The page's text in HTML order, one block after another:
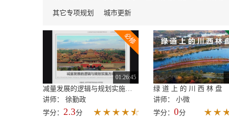
其它专项规划 城市更新
01:26:45
减量发展的逻辑与规划实施方向
讲师： 徐勤政
学分： 2.3分
绿 道 上 的 川 西 林 盘
讲师： 小微
学分： 0分